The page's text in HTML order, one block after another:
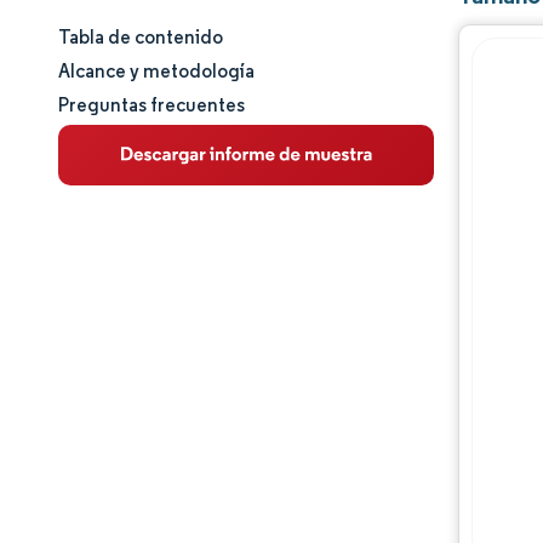
Tamaño y cuota de mercado
Análisis de mercado
Tendencias e ideas
Tabla de contenido
Alcance y metodología
Preguntas frecuentes